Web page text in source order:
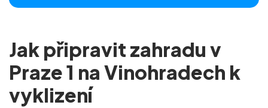
Jak připravit zahradu v
Praze 1 na Vinohradech k
vyklizení